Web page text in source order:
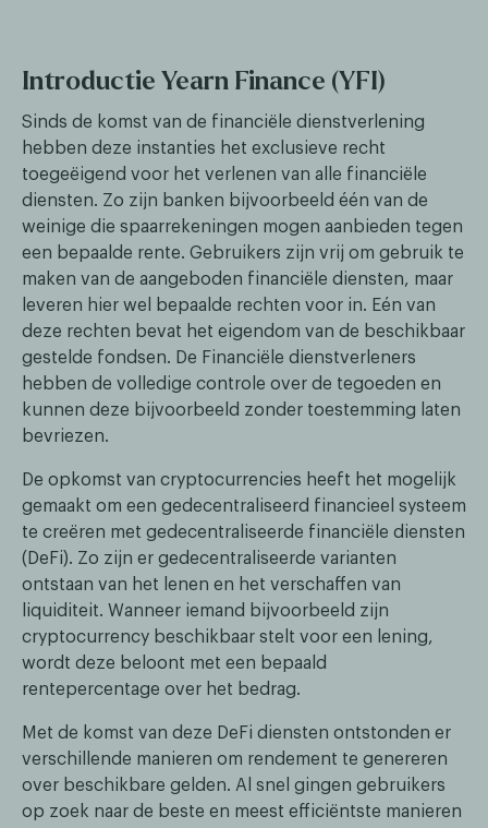
Introductie Yearn Finance (YFI)
Sinds de komst van de financiële dienstverlening
hebben deze instanties het exclusieve recht
toegeëigend voor het verlenen van alle financiële
diensten. Zo zijn banken bijvoorbeeld één van de
weinige die spaarrekeningen mogen aanbieden tegen
een bepaalde rente. Gebruikers zijn vrij om gebruik te
maken van de aangeboden financiële diensten, maar
leveren hier wel bepaalde rechten voor in. Eén van
deze rechten bevat het eigendom van de beschikbaar
gestelde fondsen. De Financiële dienstverleners
hebben de volledige controle over de tegoeden en
kunnen deze bijvoorbeeld zonder toestemming laten
bevriezen.
De opkomst van cryptocurrencies heeft het mogelijk
gemaakt om een gedecentraliseerd financieel systeem
te creëren met gedecentraliseerde financiële diensten
(DeFi). Zo zijn er gedecentraliseerde varianten
ontstaan van het lenen en het verschaffen van
liquiditeit. Wanneer iemand bijvoorbeeld zijn
cryptocurrency beschikbaar stelt voor een lening,
wordt deze beloont met een bepaald
rentepercentage over het bedrag.
Met de komst van deze DeFi diensten ontstonden er
verschillende manieren om rendement te genereren
over beschikbare gelden. Al snel gingen gebruikers
op zoek naar de beste en meest efficiëntste manieren